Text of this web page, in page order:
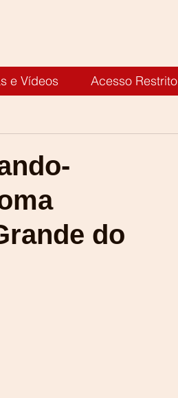
do
e Vídeos Acesso Restrito